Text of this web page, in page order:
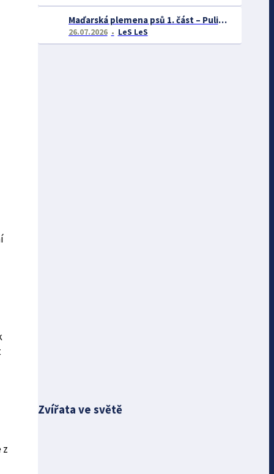
z
Maďarská plemena psů 1. část – Puli, Komondor
26.07.2026 LeS LeS
Zvířata ve světě